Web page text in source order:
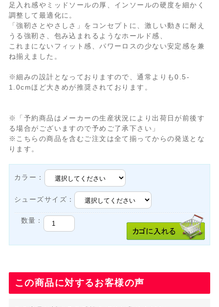
足入れ感やミッドソールの厚、インソールの硬度を細かく
調整して最適化に。
「強靭さとやさしさ」をコンセプトに、激しい動きに耐え
うる強靭さ、包み込まれるようなホールド感、
これまにないフィット感、パワーロスの少ない安定感を兼
ね揃えました。
※細みの設計となっておりますので、通常よりも0.5-
1.0cmほど大きめが推奨されております。
※「予約商品はメーカーの生産状況により出荷日が前後す
る場合がございますので予めご了承下さい」
※こちらの商品を含むご注文は全て揃ってからの発送とな
ります。
カラー：
シューズサイズ：
数量：
この商品に対するお客様の声